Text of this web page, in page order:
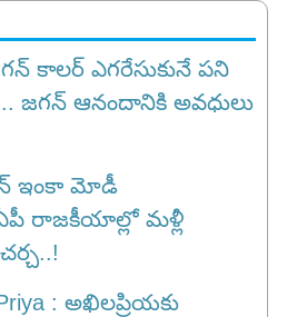
కాలర్ ఎగరేసుకునే పని
జగన్ ఆనందానికి అవధులు
ఇంకా మోడీ
రాజకీయాల్లో మళ్లీ
: అఖిలప్రియకు